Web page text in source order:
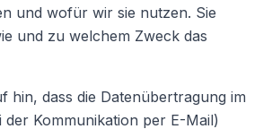
und wofür wir sie nutzen. Sie
und zu welchem Zweck das
hin, dass die Datenübertragung im
der Kommunikation per E-Mail)